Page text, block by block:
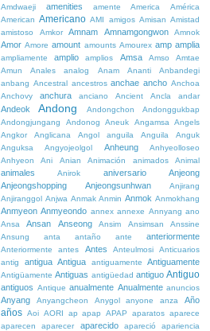
Amdwaeji
amenities amente America
América
American Americano AMI amigos Amisan Amistad
amistoso
Amkor Amnam Amnamgongwon Amnok
Amor Amore amount amounts Amourex amp amplia
ampliamente amplio amplios Amsa Amso
Amtae
Amun
Anales analog Anam Ananti
Anbandegi
anbang Ancestral ancestros anchae ancho Anchoa
Anchovy
anchura anciano Ancient Ancla andar
Andeok Andong Andongchon
Andonggukbap
Andongjungang
Andonog Aneuk Angamsa
Angels
Angkor
Anglicana Angol anguila Anguila
Anguk
Anguksa
Angyojeolgol Anheung
Anhyeolloseo
Anhyeon
Ani Anian Animación animados Animal
animales Anirok aniversario
Anjeong
Anjeongshopping
Anjeongsunhwan
Anjirang
Anjiranggol Anjwa Anmak Anmin Anmok Anmokhang
Anmyeon Anmyeondo annex annexe Annyang ano
Ansa
Ansan Anseong Ansim Ansimsan
Anssine
Ansung
anta antaño ante anteriormente
Anteriormente antes Antes Anteulmosi
Anticuarios
antig
antigua Antigua antiguamente Antiguamente
Antigüamente Antiguas antigüedad antiguo Antiguo
antiguos Antique anualmente Anualmente anuncios
Anyang Anyangcheon Anygol anyone anza Año
años Aoi AORI ap apap APAP aparatos aparece
aparecen
aparecer aparecido apareció
apariencia